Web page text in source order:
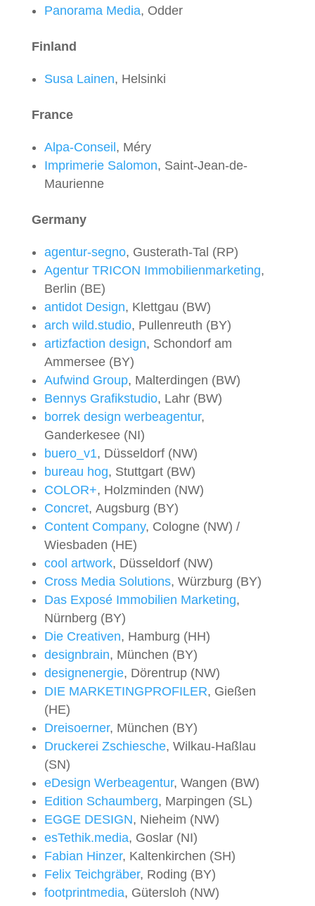
Panorama Media, Odder
Finland
Susa Lainen, Helsinki
France
Alpa-Conseil , Méry
Imprimerie Salomon, Saint-Jean-de-
Maurienne
Germany
agentur-segno, Gusterath-Tal (RP)
Agentur TRICON Immobilienmarketing,
Berlin (BE)
antidot Design, Klettgau (BW)
arch wild.studio, Pullenreuth (BY)
artizfaction design, Schondorf am
Ammersee (BY)
Aufwind Group, Malterdingen (BW)
Bennys Grafikstudio, Lahr (BW)
borrek design werbeagentur,
Ganderkesee (NI)
buero_v1, Düsseldorf (NW)
bureau hog, Stuttgart (BW)
COLOR+, Holzminden (NW)
Concret, Augsburg (BY)
Content Company, Cologne (NW) /
Wiesbaden (HE)
cool artwork, Düsseldorf (NW)
Cross Media Solutions, Würzburg (BY)
Das Exposé Immobilien Marketing,
Nürnberg (BY)
Die Creativen, Hamburg (HH)
designbrain, München (BY)
designenergie, Dörentrup (NW)
DIE MARKETINGPROFILER, Gießen
(HE)
Dreisoerner, München (BY)
Druckerei Zschiesche, Wilkau-Haßlau
(SN)
eDesign Werbeagentur, Wangen (BW)
Edition Schaumberg, Marpingen (SL)
EGGE DESIGN, Nieheim (NW)
esTethik.media, Goslar (NI)
Fabian Hinzer, Kaltenkirchen (SH)
Felix Teichgräber, Roding (BY)
footprintmedia, Gütersloh (NW)